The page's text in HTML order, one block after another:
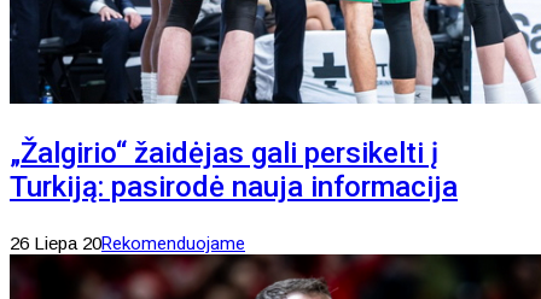
„Žalgirio“ žaidėjas gali persikelti į
Turkiją: pasirodė nauja informacija
26 Liepa 20Rekomenduojame